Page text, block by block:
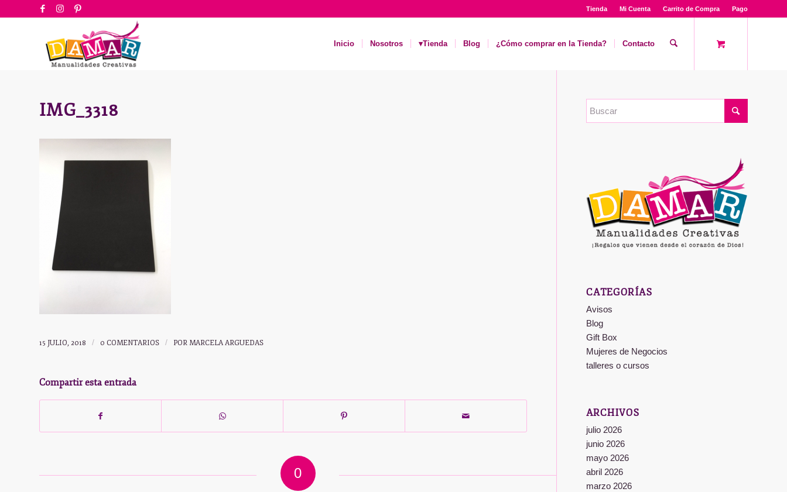
Tienda Mi Cuenta Carrito de Compra Pago
Inicio Nosotros ▾Tienda Blog ¿Cómo comprar en la Tienda? Contacto
IMG_3318
15 JULIO, 2018 / 0 COMENTARIOS / POR MARCELA ARGUEDAS
Compartir esta entrada
0
CATEGORÍAS
Avisos
Blog
Gift Box
Mujeres de Negocios
talleres o cursos
ARCHIVOS
julio 2026
junio 2026
mayo 2026
abril 2026
marzo 2026